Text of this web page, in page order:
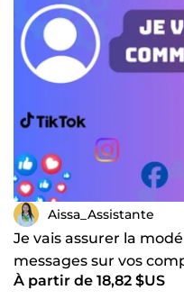
Aissa_Assistante
Je vais assurer la
messages sur vos
À partir de 18,82 $US